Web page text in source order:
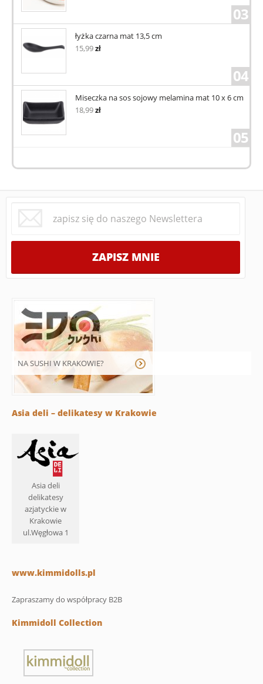
03
łyżka czarna mat 13,5 cm
15,99zł
04
Miseczka na sos sojowy melamina mat 10 x 6 cm
18,99zł
05
NA SUSHI W KRAKOWIE?
Asia deli – delikatesy w Krakowie
Asia deli
delikatesy
azjatyckie w
Krakowie
ul.Węgłowa 1
www.kimmidolls.pl
Zapraszamy do współpracy B2B
Kimmidoll Collection